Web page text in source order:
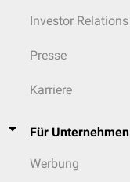
Investor Relations
Presse
Karriere
Für Unternehmen
Werbung